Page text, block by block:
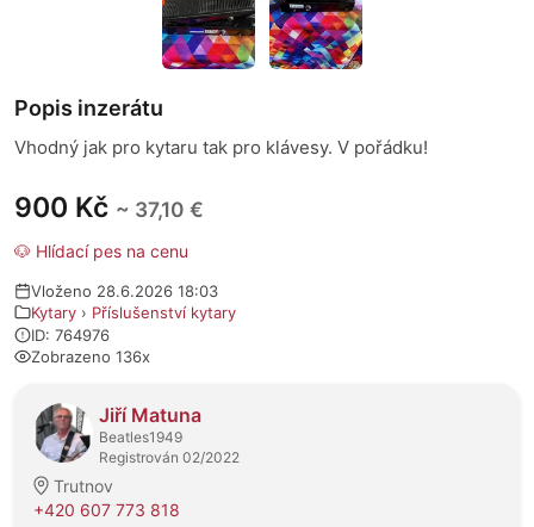
900 Kč ~ 37,10 €
🐶 Hlídací pes na cenu
Vloženo 28.6.2026 18:03
Kytary › Příslušenství kytary
ID: 764976
Zobrazeno 136x
O prodejci
Jiří Matuna
Beatles1949
Registrován 02/2022
Trutnov
+420 607 773 818
Popis inzerátu
Vhodný jak pro kytaru tak pro klávesy. V pořádku!